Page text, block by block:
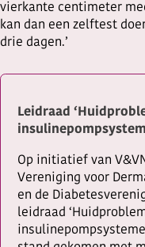
vierkante centimeter
kan dan een zelftest
drie dagen.’
Leidraad
Op initiatief van
Vereniging voor
en de
leidraad